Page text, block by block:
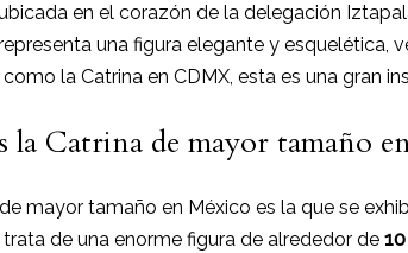
en el corazón de la delegación
una figura elegante y esquelética,
la Catrina en CDMX, esta es una gran
la Catrina de mayor tamaño
mayor tamaño en México es la que se
trata de una enorme figura de alrededor de